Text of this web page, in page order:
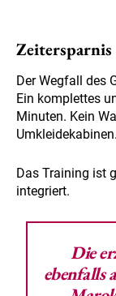
Der Wegfall des
Ein komplettes
Minuten. Kein
Umkleidekabinen.
Das Training ist
integriert.
Die
ebenfalls